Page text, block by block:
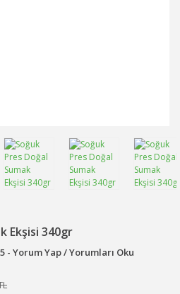
Ekşisi 340gr
- Yorum Yap / Yorumları Oku